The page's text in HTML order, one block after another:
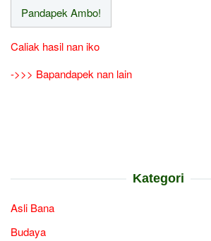
Caliak hasil nan iko
->>> Bapandapek nan lain
Kategori
Asli Bana
Budaya